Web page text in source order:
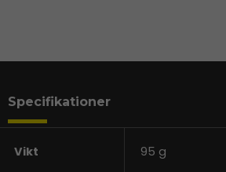
Specifikationer
Vikt 95 g